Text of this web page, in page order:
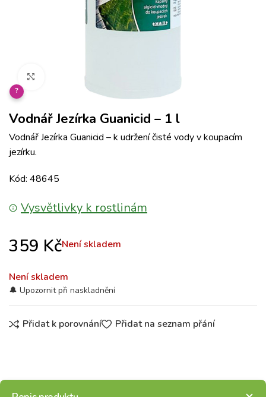
Klikněte pro zvětšení
?
Vodnář Jezírka Guanicid – 1 l
Vodnář Jezírka Guanicid – k udržení čisté vody v koupacím
jezírku.
Kód: 48645
Vysvětlivky k rostlinám
359 KčNení skladem
Není skladem
Přidat k porovnání Přidat na seznam přání